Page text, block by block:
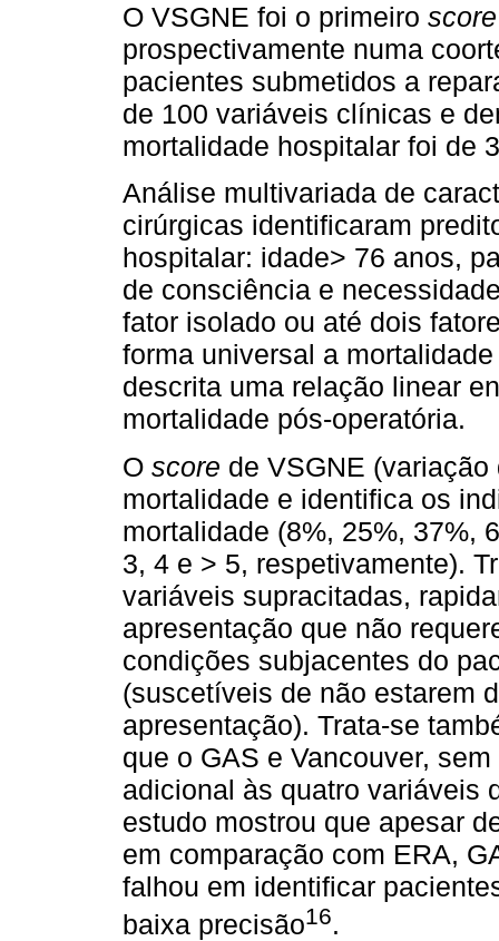
O VSGNE foi o primeiro
prospectivamente numa
pacientes submetidos a
de 100 variáveis clínicas e
mortalidade hospitalar foi de
Análise multivariada de
cirúrgicas identificaram
hospitalar: idade> 76 anos,
de consciência e
fator isolado ou até dois
forma universal a
descrita uma relação linear
mortalidade pós-operatória.
O score de VSGNE
mortalidade e identifica os
mortalidade (8%, 25%, 37%,
3, 4 e > 5, respetivamente).
variáveis supracitadas,
apresentação que não
condições subjacentes do
(suscetíveis de não estarem
apresentação). Trata-se
que o GAS e Vancouver,
adicional às quatro variáveis
estudo mostrou que apesar
em comparação com ERA,
falhou em identificar
baixa precisão16.